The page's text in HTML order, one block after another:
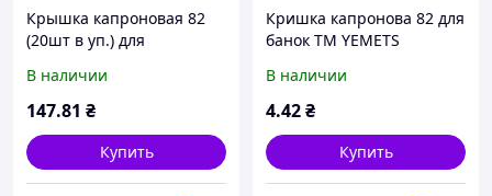
Крышка капроновая 82
(20шт в уп.) для
В наличии
147.81 ₴
Купить
Кришка капронова 82 для
банок ТМ YEMETS
В наличии
4.42₴
Купить